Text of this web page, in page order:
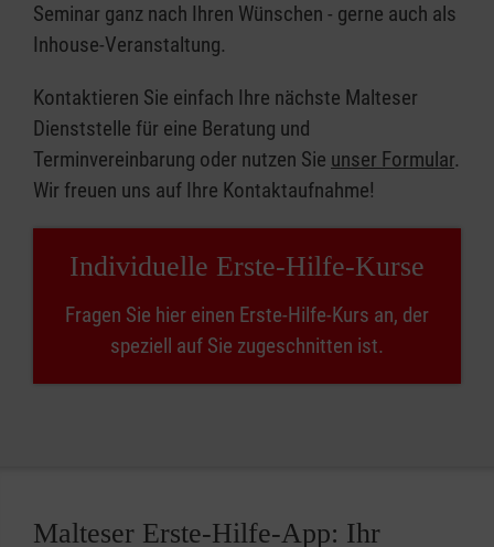
Seminar ganz nach Ihren Wünschen - gerne auch als
Inhouse-Veranstaltung.
Kontaktieren Sie einfach Ihre nächste Malteser
Dienststelle für eine Beratung und
Terminvereinbarung oder nutzen Sie unser Formular.
Wir freuen uns auf Ihre Kontaktaufnahme!
Individuelle Erste-Hilfe-Kurse
Fragen Sie hier einen Erste-Hilfe-Kurs an, der
speziell auf Sie zugeschnitten ist.
Malteser Erste-Hilfe-App: Ihr